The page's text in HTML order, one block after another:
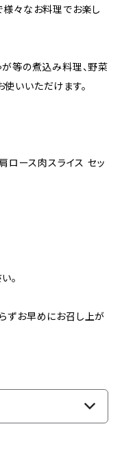
様々なお料理でお楽し
が等の煮込み料理、野菜
いいただけます。
ロース肉スライス セッ
。
ずお早めにお召し上が